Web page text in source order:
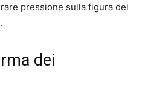
pressione sulla figura del
dei